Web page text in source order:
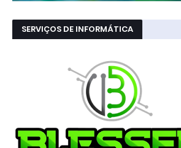
SERVIÇOS DE INFORMÁTICA